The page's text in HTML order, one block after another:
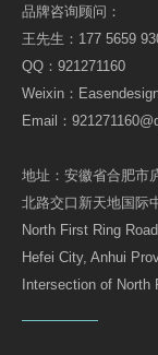
品牌咨询顾问：
王先生：177 5659
QQ：921271160
Weixin：
Email：
地址：安徽省合肥市
北路交口新天地国际
North First Ring
Hefei City, Anhui
Intersection of North